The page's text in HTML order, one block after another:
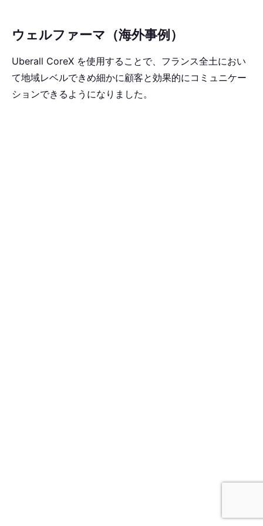
ウェルファーマ（海外事例）
Uberall CoreX を使用することで、フランス全土におい
て地域レベルできめ細かに顧客と効果的にコミュニケー
ションできるようになりました。